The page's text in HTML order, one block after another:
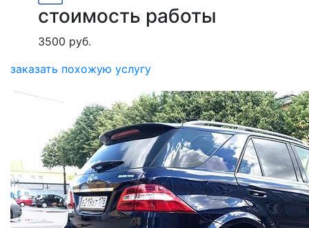
стоимость работы
3500 руб.
заказать похожую услугу